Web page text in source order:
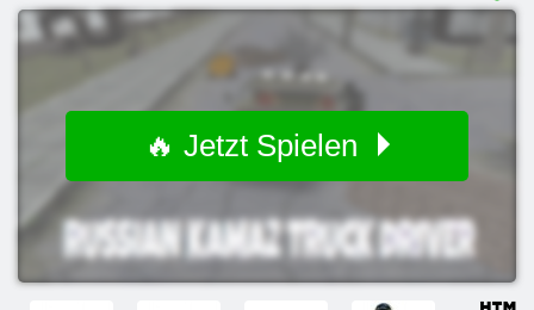
🔥 Jetzt Spielen